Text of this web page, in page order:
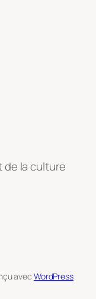
de la culture
avec WordPress